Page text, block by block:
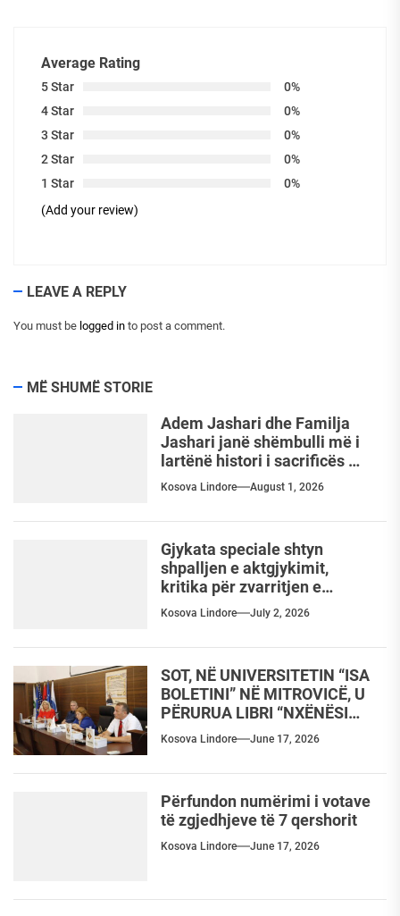
Average Rating
5 Star
0%
4 Star
0%
3 Star
0%
2 Star
0%
1 Star
0%
(Add your review)
LEAVE A REPLY
You must be logged in to post a comment.
MË SHUMË STORIE
Adem Jashari dhe Familja
Jashari janë shëmbulli më i
lartënë histori i sacrificës
për liri, atdhedhe komb
Kosova Lindore August 1, 2026
Gjykata speciale shtyn
shpalljen e aktgjykimit,
kritika për zvarritjen e
procesit
Kosova Lindore July 2, 2026
SOT, NË UNIVERSITETIN “ISA
BOLETINI” NË MITROVICË, U
PËRURUA LIBRI “NXËNËSI
ËSHTË E ARDHMJA”, I
AUTORES LENDITA UKA
IBISHI
Kosova Lindore June 17, 2026
Përfundon numërimi i votave
të zgjedhjeve të 7 qershorit
Kosova Lindore June 17, 2026